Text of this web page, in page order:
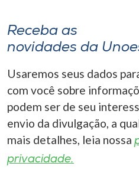
Receba as
novidades da
Usaremos seus dados
com você sobre
podem ser de seu
envio da divulgação, a
mais detalhes, leia nossa
privacidade.